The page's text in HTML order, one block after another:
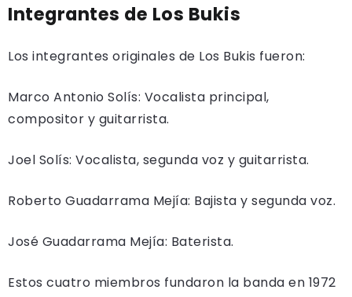
Integrantes de Los Bukis
Los integrantes originales de Los Bukis fueron:
Marco Antonio Solís: Vocalista principal,
compositor y guitarrista.
Joel Solís: Vocalista, segunda voz y guitarrista.
Roberto Guadarrama Mejía: Bajista y segunda voz.
José Guadarrama Mejía: Baterista.
Estos cuatro miembros fundaron la banda en 1972